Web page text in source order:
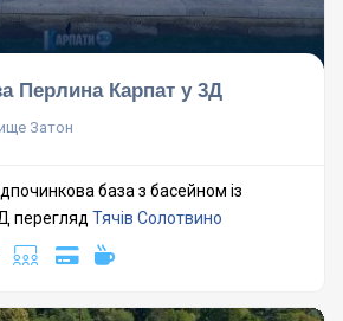
Перлина Карпат у 3Д
Затон
база з басейном із
перегляд Тячів Солотвино